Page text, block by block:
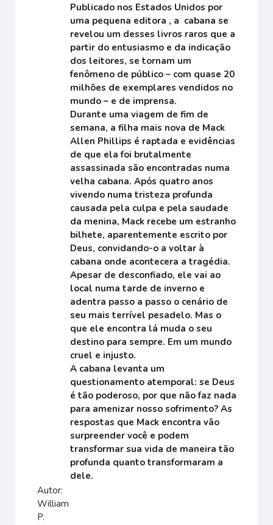
Publicado nos Estados Unidos por
uma pequena editora , a cabana se
revelou um desses livros raros que a
partir do entusiasmo e da indicação
dos leitores, se tornam um
fenômeno de público – com quase 20
milhões de exemplares vendidos no
mundo – e de imprensa.
Durante uma viagem de fim de
semana, a filha mais nova de Mack
Allen Phillips é raptada e evidências
de que ela foi brutalmente
assassinada são encontradas numa
velha cabana. Após quatro anos
vivendo numa tristeza profunda
causada pela culpa e pela saudade
da menina, Mack recebe um estranho
bilhete, aparentemente escrito por
Deus, convidando-o a voltar à
cabana onde acontecera a tragédia.
Apesar de desconfiado, ele vai ao
local numa tarde de inverno e
adentra passo a passo o cenário de
seu mais terrível pesadelo. Mas o
que ele encontra lá muda o seu
destino para sempre. Em um mundo
cruel e injusto.
A cabana levanta um
questionamento atemporal: se Deus
é tão poderoso, por que não faz nada
para amenizar nosso sofrimento? As
respostas que Mack encontra vão
surpreender você e podem
transformar sua vida de maneira tão
profunda quanto transformaram a
dele.
Autor:
William
P.